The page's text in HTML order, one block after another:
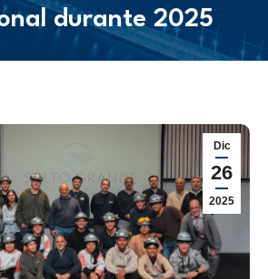
durante 2025
Dic
26
2025